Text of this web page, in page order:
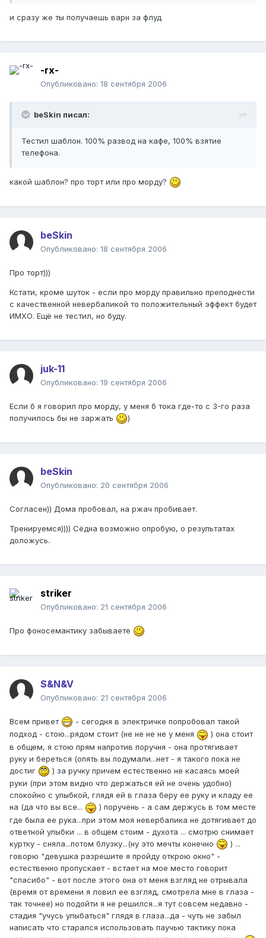
и сразу же ты получаешь варн за флуд
-rx-
Опубликовано: 18 сентября 2006
beSkin писал:
Тестил шаблон. 100% развод на кафе, 100% взятие
телефона.
какой шаблон? про торт или про морду?
beSkin
Опубликовано: 18 сентября 2006
Про торт)))
Кстати, кроме шуток - если про морду правильно преподнести
с качественной невербаликой то положительный эффект будет
ИМХО. Ещё не тестил, но буду.
juk-11
Опубликовано: 19 сентября 2006
Если б я говорил про морду, у меня б тока где-то с 3-го раза
получилось бы не заржать
)
beSkin
Опубликовано: 20 сентября 2006
Согласен)) Дома пробовал, на ржач пробивает.
Тренируемся)))) Сёдна возможно опробую, о результатах
доложусь.
striker
Опубликовано: 21 сентября 2006
Про фоносемантику забываете
S&N&V
Опубликовано: 21 сентября 2006
Всем привет
- сегодня в электричке попробовал такой
подход - стою...рядом стоит (не не не не у меня
) она стоит
в общем, я стою прям напротив поручня - она протягивает
руку и береться (опять вы подумали...нет - я такого пока не
достиг
) за ручку причем естественно не касаясь моей
руки (при этом видно что держаться ей не очень удобно)
спокойно с улыбкой, глядя ей в глаза беру ее руку и кладу ее
на (да что вы все...
) поручень - а сам держусь в том месте
где была ее рука...при этом моя невербалика не дотягивает до
ответной улыбки ... в общем стоим - духота ... смотрю снимает
куртку - сняла...потом блузку...(ну это мечты конечно
) ...
говорю "девушка разрешите я пройду открою окно" -
естественно пропускает - встает на мое место говорит
"спасибо" - вот после этого она от меня взгляд не отрывала
(время от времени я ловил ее взгляд, смотрела мне в глаза -
так точнее) но подойти я не решился...я тут совсем недавно -
стадия "учусь улыбаться" глядя в глаза...да - чуть не забыл
написать что старался использовать паучью тактику пока